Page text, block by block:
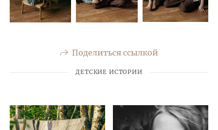
Поделиться ссылкой
ДЕТСКИЕ ИСТОРИИ